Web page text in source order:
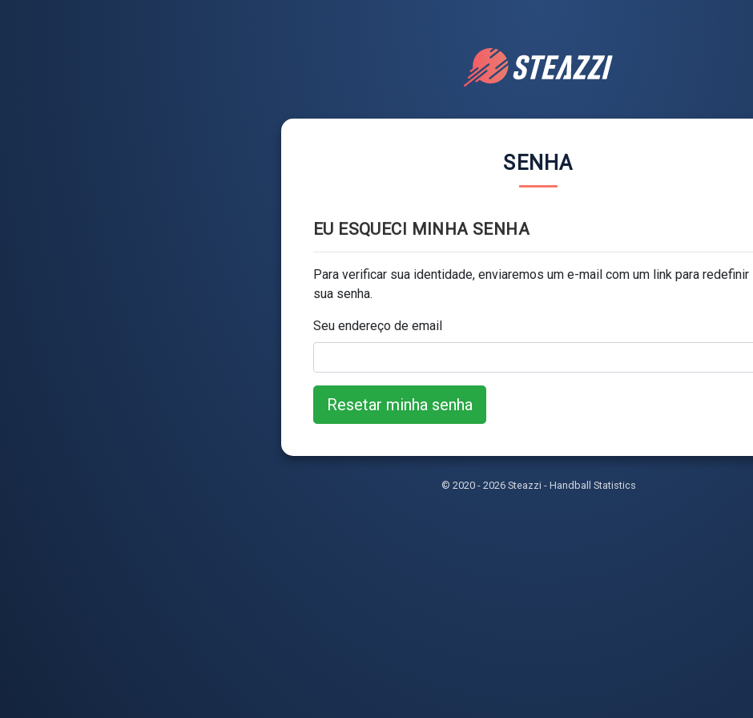
SENHA
EU ESQUECI MINHA SENHA
Para verificar sua identidade, enviaremos um e-mail com um link para redefinir
sua senha.
Seu endereço de email
© 2020 - 2026 Steazzi - Handball Statistics